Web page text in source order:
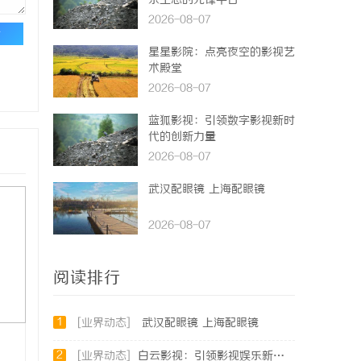
2026-08-07
星星影院：点亮夜空的影视艺
术殿堂
2026-08-07
蓝狐影视：引领数字影视新时
代的创新力量
2026-08-07
武汉配眼镜 上海配眼镜
2026-08-07
阅读排行
1 [业界动态] 武汉配眼镜 上海配眼镜
2 [业界动态] 白云影视：引领影视娱乐新时代的内容创新平台